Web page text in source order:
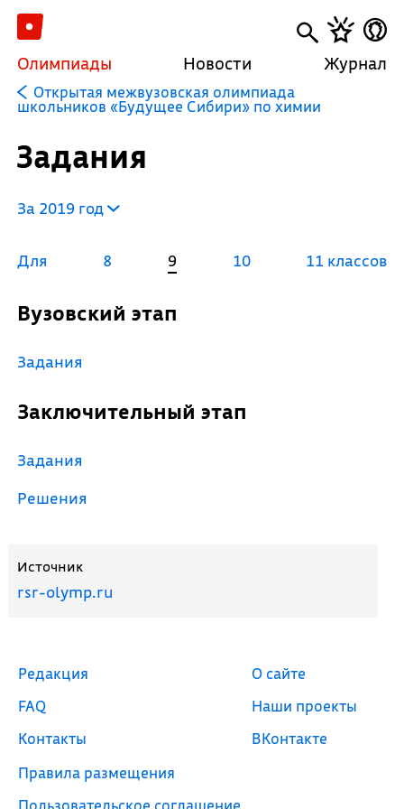
Олимпиады Новости Журнал
Открытая межвузовская олимпиада
школьников «Будущее Сибири» по химии
Задания
За 2019 год
Для 8 9 10 11 классов
Вузовский этап
Задания
Заключительный этап
Задания
Решения
Источник
rsr-olymp.ru
Редакция
FAQ
Контакты
Правила размещения
Пользовательское соглашение
О сайте
Наши проекты
ВКонтакте